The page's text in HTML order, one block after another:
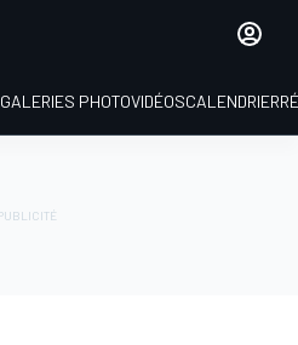
GALERIES PHOTOVIDÉOSCALENDRIER